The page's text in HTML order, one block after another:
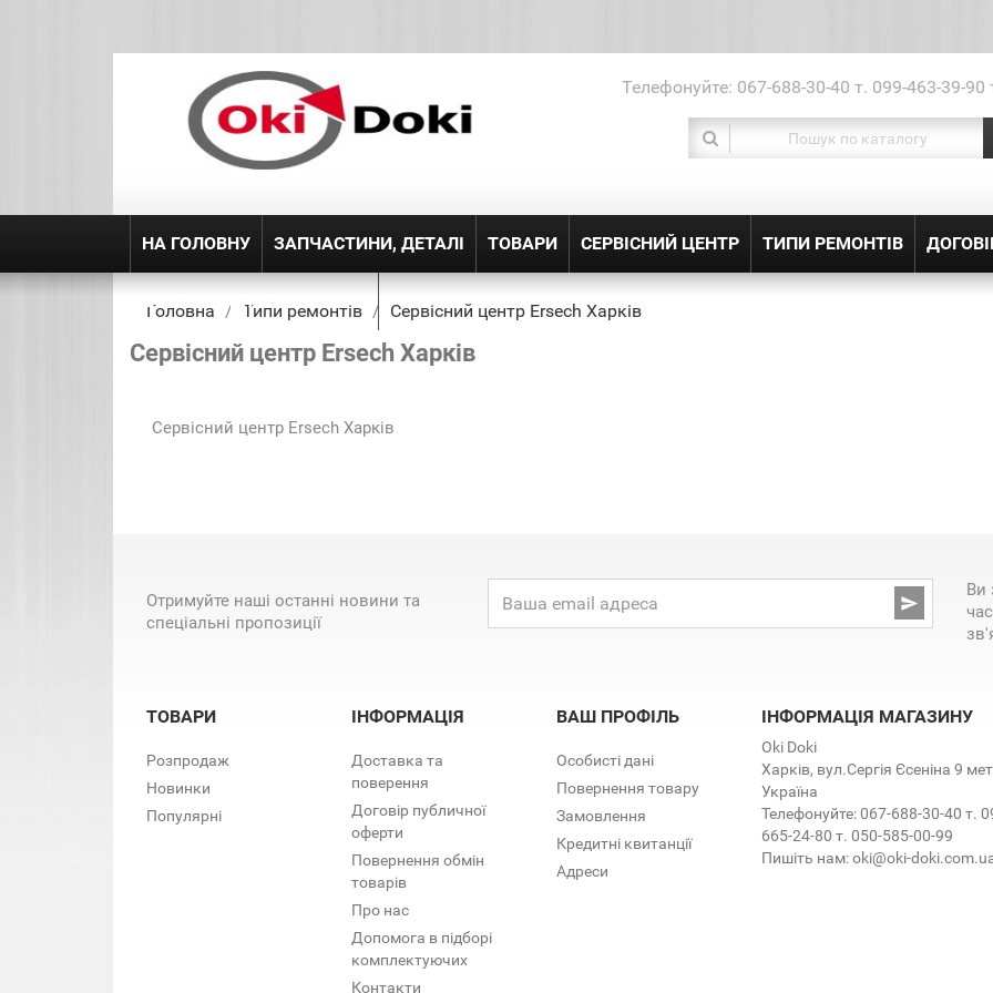
Телефонуйте: 067-688-30-40 т. 099-463-39-
НА ГОЛОВНУ ЗАПЧАСТИНИ, ДЕТАЛІ ТОВАРИ СЕРВІСНИЙ ЦЕНТР ТИПИ РЕМОНТІВ
ДОСТАВКА ТА ПОВЕРЕННЯ
Головна Типи ремонтів Сервісний центр Ersech Харків
Сервісний центр Ersech Харків
Сервісний центр Ersech Харків
Отримуйте наші останні новини та
спеціальні пропозиції

Ви
ТОВАРИ
Розпродаж
Новинки
Популярні
ІНФОРМАЦІЯ
Доставка та
поверення
Договір публичної
оферти
Повернення обмін
товарів
Про нас
Допомога в підборі
комплектуючих
Контакти
ВАШ ПРОФІЛЬ
Особисті дані
Повернення товару
Замовлення
Кредитні квитанції
Адреси
ІНФОРМАЦІЯ МАГАЗИНУ
Oki Doki
Харків, вул.Сергія Єсеніна 9
Україна
Телефонуйте:067-688-30-40 т.
665-24-80 т. 050-585-00-99
Пишіть нам:oki@oki-